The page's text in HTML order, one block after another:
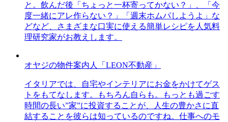
と。飲んだ後「ちょっと一杯寄ってかない？」、「今
度一緒にアレ作らない？」「週末ホムパしようよ」な
どなど、さまざまな口実に使える簡単レシピを人気料
理研究家がお教えします。
オヤジの物件案内人「LEON不動産」
イタリアでは、自宅やインテリアにお金をかけてゲス
トをもてなします。もちろん自らも。もっとも過ごす
時間の長い”家”に投資することが、人生の豊かさに直
結することを彼らは知っているのですね。仕事へのモ